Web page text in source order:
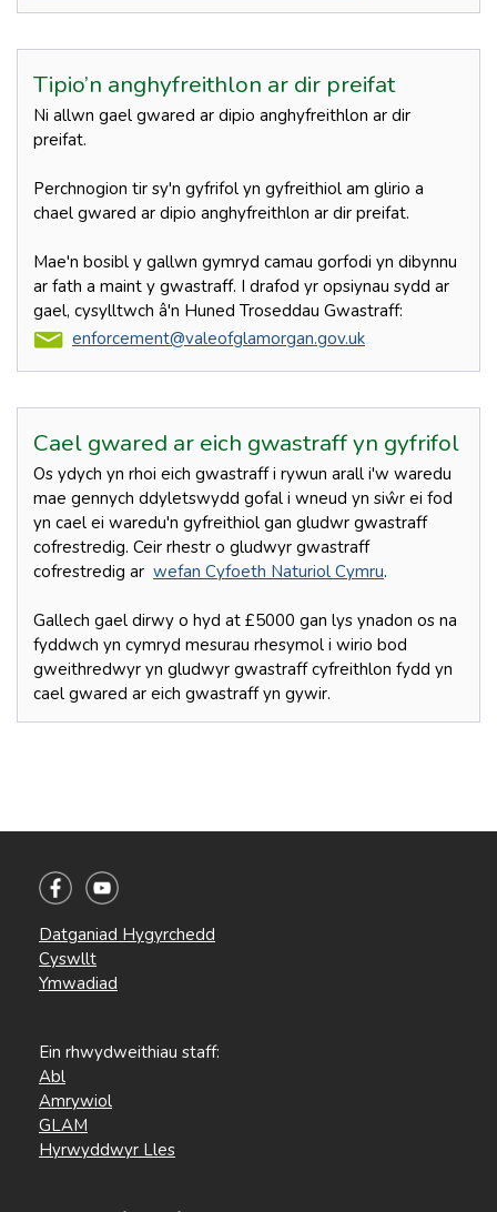
Tipio’n anghyfreithlon ar dir preifat
Ni allwn gael gwared ar dipio anghyfreithlon ar dir
preifat.
Perchnogion tir sy'n gyfrifol yn gyfreithiol am glirio a
chael gwared ar dipio anghyfreithlon ar dir preifat.
Mae'n bosibl y gallwn gymryd camau gorfodi yn dibynnu
ar fath a maint y gwastraff. I drafod yr opsiynau sydd ar
gael, cysylltwch â'n Huned Troseddau Gwastraff:
enforcement@valeofglamorgan.gov.uk
Cael gwared ar eich gwastraff yn gyfrifol
Os ydych yn rhoi eich gwastraff i rywun arall i'w waredu
mae gennych ddyletswydd gofal i wneud yn siŵr ei fod
yn cael ei waredu'n gyfreithiol gan gludwr gwastraff
cofrestredig. Ceir rhestr o gludwyr gwastraff
cofrestredig ar wefan Cyfoeth Naturiol Cymru.
Gallech gael dirwy o hyd at £5000 gan lys ynadon os na
fyddwch yn cymryd mesurau rhesymol i wirio bod
gweithredwyr yn gludwyr gwastraff cyfreithlon fydd yn
cael gwared ar eich gwastraff yn gywir.
Datganiad Hygyrchedd
Cyswllt
Ymwadiad
Ein rhwydweithiau staff:
Abl
Amrywiol
GLAM
Hyrwyddwyr Lles